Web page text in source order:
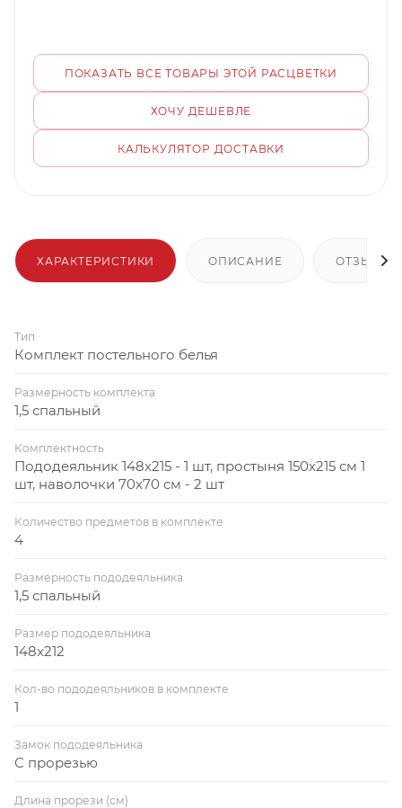
ПОКАЗАТЬ ВСЕ ТОВАРЫ ЭТОЙ РАСЦВЕТКИ
ХОЧУ ДЕШЕВЛЕ
КАЛЬКУЛЯТОР ДОСТАВКИ
ХАРАКТЕРИСТИКИ ОПИСАНИЕ ОТЗЫВЫ
Тип
Комплект постельного белья
Размерность комплекта
1,5 спальный
Комплектность
Пододеяльник 148x215 - 1 шт, простыня 150x215 см 1
шт, наволочки 70x70 см - 2 шт
Количество предметов в комплекте
4
Размерность пододеяльника
1,5 спальный
Размер пододеяльника
148x212
Кол-во пододеяльников в комплекте
1
Замок пододеяльника
С прорезью
Длина прорези (см)